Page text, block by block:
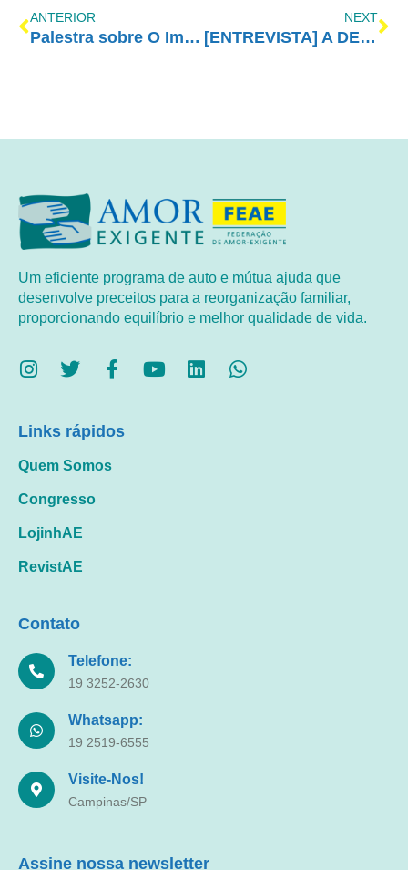
ANTERIOR
Palestra sobre O Impacto da Legalização das Drogas – Kevin Sabet
NEXT
[ENTREVISTA] A DEPENDÊNCIA QUÍMICA DE DOIS ÂNGULOS: O FAMILIAR E O DO DEPENDENTE QUÍMICO
Um eficiente programa de auto e mútua ajuda que
desenvolve preceitos para a reorganização familiar,
proporcionando equilíbrio e melhor qualidade de vida.
Links rápidos
Quem Somos
Congresso
LojinhAE
RevistAE
Contato
Telefone:
19 3252-2630
Whatsapp:
19 2519-6555
Visite-Nos!
Campinas/SP
Assine nossa newsletter